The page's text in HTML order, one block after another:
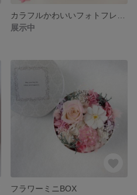
展示中
フラワーミニBOX